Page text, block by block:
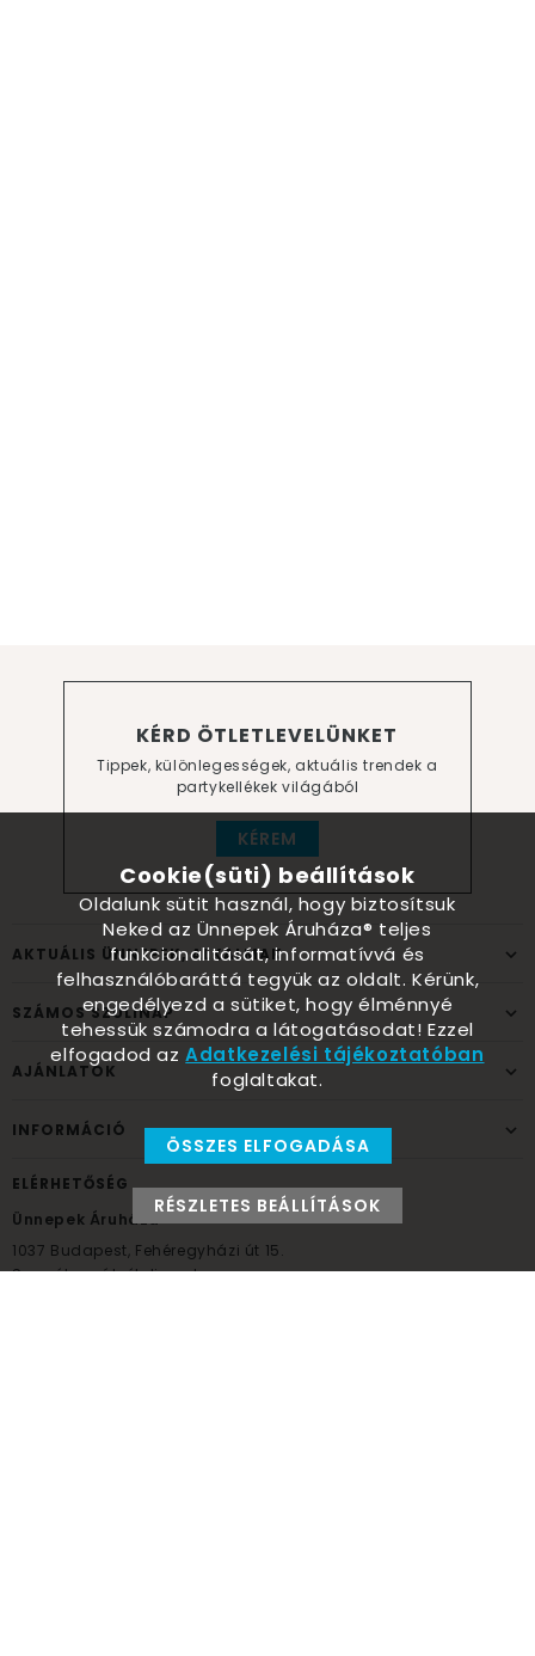
KÉRD ÖTLETLEVELÜNKET
Tippek, különlegességek, aktuális trendek a
partykellékek világából
KÉREM
AKTUÁLIS ÜNNEPEK, ALKALMAK
SZÁMOS SZÜLINAP
AJÁNLATOK
INFORMÁCIÓ
ELÉRHETŐSÉG
Ünnepek Áruháza
1037 Budapest, Fehéregyházi út 15.
Személyes átvételi pont
Cookie(süti) beállítások
Oldalunk sütit használ, hogy biztosítsuk
Neked az Ünnepek Áruháza® teljes
funkcionalitását, informatívvá és
felhasználóbaráttá tegyük az oldalt. Kérünk,
engedélyezd a sütiket, hogy élménnyé
tehessük számodra a látogatásodat! Ezzel
elfogadod azAdatkezelési tájékoztatóban
foglaltakat.
ÖSSZES ELFOGADÁSA
RÉSZLETES BEÁLLÍTÁSOK